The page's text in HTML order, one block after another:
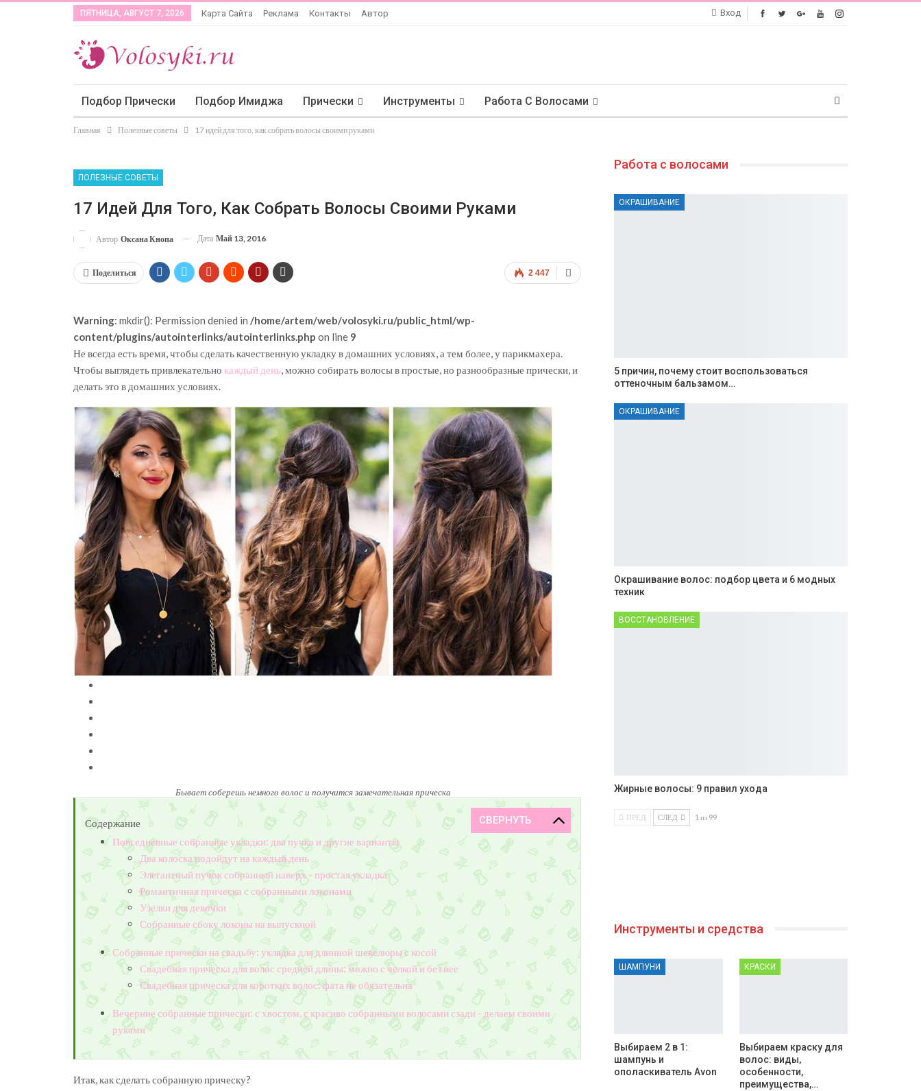
Вход
ПЯТНИЦА, АВГУСТ 7, 2026 Карта Сайта Реклама Контакты Автор
Подбор Прически Подбор Имиджа Прически Инструменты Работа С Волосами
Главная Полезные советы 17 идей для того, как собрать волосы своими руками
ПОЛЕЗНЫЕ СОВЕТЫ
17 Идей Для Того, Как Собрать Волосы Своими Руками
Автор Оксана Кнопа Дата Май 13, 2016
2 447
Поделиться
Warning: mkdir(): Permission denied in /home/artem/web/volosyki.ru/public_html/wp-
content/plugins/autointerlinks/autointerlinks.php on line 9
Не всегда есть время, чтобы сделать качественную укладку в домашних условиях, а тем более, у парикмахера.
Чтобы выглядеть привлекательно каждый день, можно собирать волосы в простые, но разнообразные прически, и
делать это в домашних условиях.
Бывает соберешь немного волос и получится замечательная прическа
Содержание
Повседневные собранные укладки: два пучка и другие варианты
Два колоска подойдут на каждый день
Элегантный пучок собранный наверх - простая укладка
Романтичная прическа с собранными локонами
Узелки для девочки
Собранные сбоку локоны на выпускной
Собранные прически на свадьбу: укладка для длинной шевелюры с косой
Свадебная прическа для волос средней длины: можно с челкой и без нее
Свадебная прическа для коротких волос: фата не обязательна
Вечерние собранные прически: с хвостом, с красиво собранными волосами сзади - делаем своими
руками
Итак, как сделать собранную прическу?
Работа с волосами
ОКРАШИВАНИЕ
5 причин, почему стоит воспользоваться
оттеночным бальзамом…
ОКРАШИВАНИЕ
Окрашивание волос: подбор цвета и 6 модных
техник
ВОССТАНОВЛЕНИЕ
Жирные волосы: 9 правил ухода
ПРЕД СЛЕД 1 из 99
Инструменты и средства
ШАМПУНИ
Выбираем 2 в 1:
шампунь и
ополаскиватель Avon
КРАСКИ
Выбираем краску для
волос: виды,
особенности,
преимущества,…